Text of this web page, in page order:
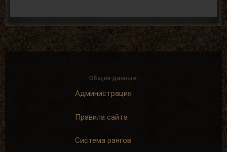
Общие данные:
Администрация
Правила сайта
Система рангов